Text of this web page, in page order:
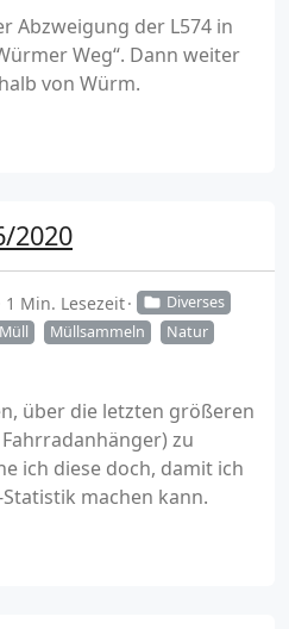
Abzweigung der L574 in
Weg“. Dann weiter
von Würm.
2020
1 Min. Lesezeit
Diverses
Müll Müllsammeln
Natur
über die letzten größeren
zu
ich diese doch, damit ich
machen kann.